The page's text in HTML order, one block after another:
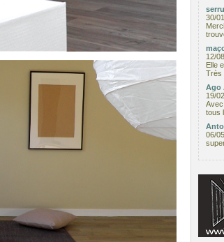
30/
12/
Elle
Très
Ago
19/
Avec
tous
06/